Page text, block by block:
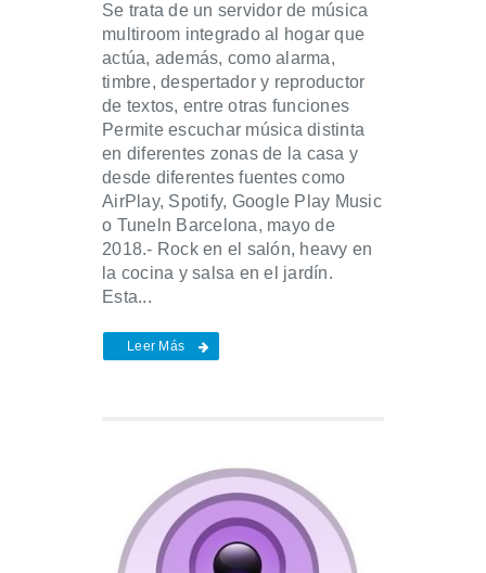
Se trata de un servidor de música
multiroom integrado al hogar que
actúa, además, como alarma,
timbre, despertador y reproductor
de textos, entre otras funciones
Permite escuchar música distinta
en diferentes zonas de la casa y
desde diferentes fuentes como
AirPlay, Spotify, Google Play Music
o Tuneln Barcelona, mayo de
2018.- Rock en el salón, heavy en
la cocina y salsa en el jardín.
Esta...
Leer Más